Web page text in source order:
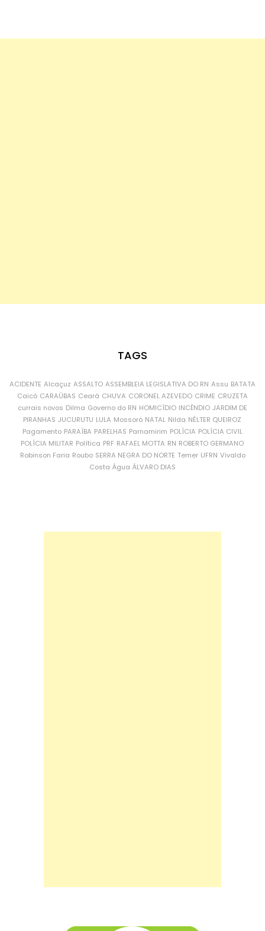
TAGS
ACIDENTE Alcaçuz ASSALTO ASSEMBLEIA LEGISLATIVA DO RN Assu BATATA
Caicó CARAÚBAS Ceará CHUVA CORONEL AZEVEDO CRIME CRUZETA
currais novos Dilma Governo do RN HOMICÍDIO INCÊNDIO JARDIM DE
PIRANHAS JUCURUTU LULA Mossoró NATAL Nilda NÉLTER QUEIROZ
Pagamento PARAÍBA PARELHAS Parnamirim POLÍCIA POLÍCIA CIVIL
POLÍCIA MILITAR Política PRF RAFAEL MOTTA RN ROBERTO GERMANO
Robinson Faria Roubo SERRA NEGRA DO NORTE Temer UFRN Vivaldo
Costa Água ÁLVARO DIAS